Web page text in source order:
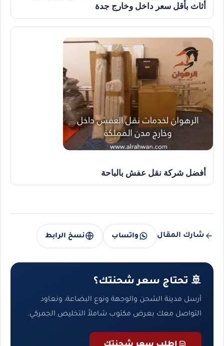
أثاث بأقل سعر داخل وخارج جدة
أفضل شركة نقل عفش بالباحة
شارك المقال واتساب نسخ الرابط
🚢 تحتاج سعر شحنتك؟
أرسل مدينة الشحن والوجهة ونوع البضاعة، ونعاود
التواصل معك بعرض مكتوب شاملاً التخليص الجمركي.